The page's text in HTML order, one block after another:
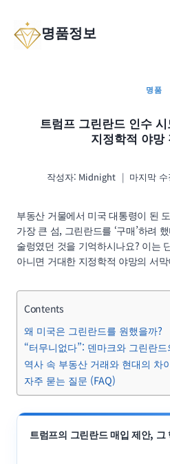
content명품정보
명품
트럼프 그린란드 인수
지정학적 야망
작성자: Midnight 마지막
부동산 거물에서 미국 대통령이 된
가장 큰 섬, 그린란드를 ‘구매’하려
술렁였던 것을 기억하시나요? 이는
아니면 거대한 지정학적 야망의 서
Contents
왜 미국은 그린란드를 원했을까?
“터무니없다”: 덴마크와 그린란
역사 속 부동산 거래와 현대의 차
자주 묻는 질문 (FAQ)
트럼프의 그린란드 매입 제안, 그